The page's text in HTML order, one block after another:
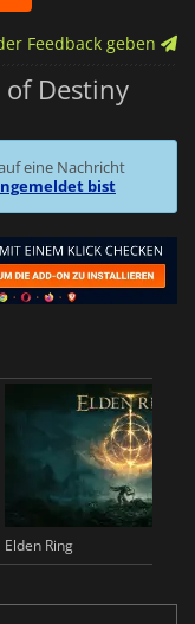
Feedback geben
Destiny
eine Nachricht
bist
Elden Ring